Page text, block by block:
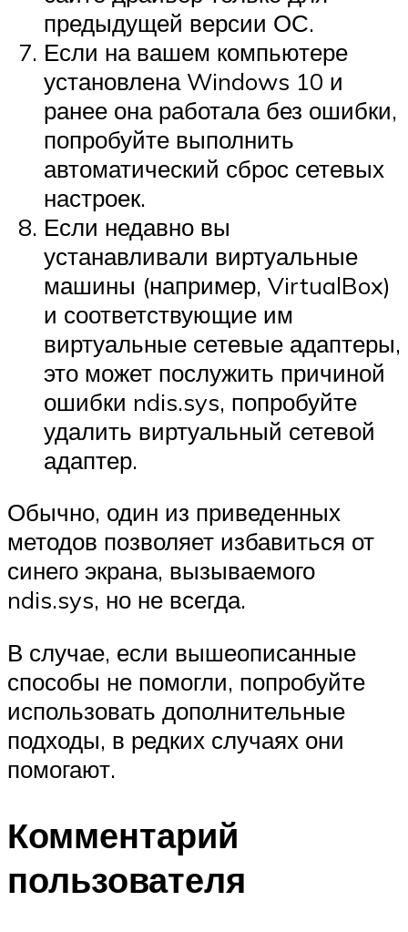
предыдущей версии ОС.
Если на вашем компьютере
установлена Windows 10 и
ранее она работала без ошибки,
попробуйте выполнить
автоматический сброс сетевых
настроек.
Если недавно вы
устанавливали виртуальные
машины (например, VirtualBox)
и соответствующие им
виртуальные сетевые адаптеры,
это может послужить причиной
ошибки ndis.sys, попробуйте
удалить виртуальный сетевой
адаптер.
Обычно, один из приведенных
методов позволяет избавиться от
синего экрана, вызываемого
ndis.sys, но не всегда.
В случае, если вышеописанные
способы не помогли, попробуйте
использовать дополнительные
подходы, в редких случаях они
помогают.
Комментарий
пользователя